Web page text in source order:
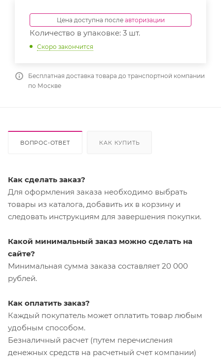
Цена доступна после авторизации
Количество в упаковке: 3 шт.
Скоро закончится
Бесплатная доставка товара до транспортной компании
по Москве
ВОПРОС-ОТВЕТ КАК КУПИТЬ
Как сделать заказ?
Для оформления заказа необходимо выбрать
товары из каталога, добавить их в корзину и
следовать инструкциям для завершения покупки.
Какой минимальный заказ можно сделать на
сайте?
Минимальная сумма заказа составляет 20 000
рублей.
Как оплатить заказ?
Каждый покупатель может оплатить товар любым
удобным способом.
Безналичный расчет (путем перечисления
денежных средств на расчетный счет компании)